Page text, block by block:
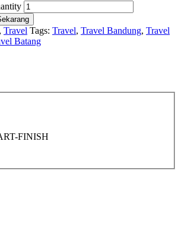
, Travel Tags: Travel, Travel Bandung, Travel
Batang